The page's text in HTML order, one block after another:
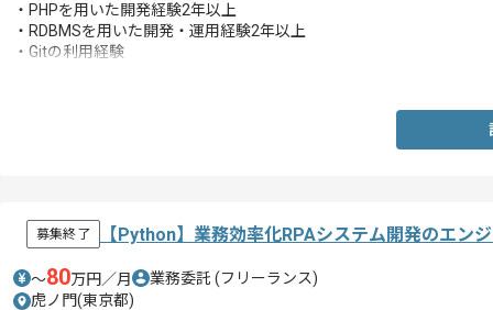
・PHPを用いた開発経験2年以上
・RDBMSを用いた開発・運用経験2年以上
・Gitの利用経験
募集終了 【Python】業務効率化RPAシステム開発のエン
〜80万円／月 業務委託 (フリーランス)
虎ノ門(東京都)